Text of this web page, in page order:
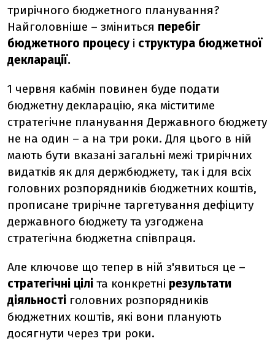
трирічного бюджетного планування?
Найголовніше – зміниться перебіг
бюджетного процесу і структура бюджетної
декларації.
1 червня кабмін повинен буде подати
бюджетну декларацію, яка міститиме
стратегічне планування Державного бюджету
не на один – а на три роки. Для цього в ній
мають бути вказані загальні межі трирічних
видатків як для держбюджету, так і для всіх
головних розпорядників бюджетних коштів,
прописане трирічне таргетування дефіциту
державного бюджету та узгоджена
стратегічна бюджетна співпраця.
Але ключове що тепер в ній з'явиться це –
стратегічні цілі та конкретні результати
діяльності головних розпорядників
бюджетних коштів, які вони планують
досягнути через три роки.